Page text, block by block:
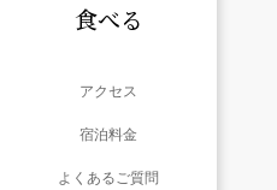
食べる
アクセス
宿泊料金
よくあるご質問